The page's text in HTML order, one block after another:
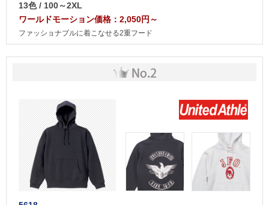
13色 / 100～2XL
ワールドモーション価格：2,050円～
ファッショナブルに着こなせる2重フード